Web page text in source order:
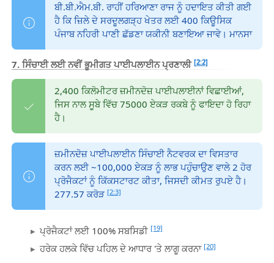
ਬੀ.ਬੀ.ਐਮ.ਬੀ. ਰਾਹੀਂ ਹਰਿਆਣਾ ਰਾਜ ਨੂੰ ਹਦਾਇਤ ਕੀਤੀ ਗਈ
ਹੈ ਕਿ ਜ਼ਿਲੇ ਦੇ ਸਰਦੂਲਗੜ੍ਹ ਖੇਤਰ ਲਈ 400 ਕਿਊਸਿਕ
ਪੰਜਾਬ ਨਹਿਰੀ ਪਾਣੀ ਛੱਡਣਾ ਯਕੀਨੀ ਬਣਾਇਆ ਜਾਵੇ। ਮਾਨਸਾ
7. ਸਿੰਚਾਈ ਲਈ ਨਵੀਂ ਭੂਮੀਗਤ ਪਾਈਪਲਾਈਨ ਪ੍ਰਣਾਲੀ [2:2]
2,400 ਕਿਲੋਮੀਟਰ ਜ਼ਮੀਨਦੋਜ਼ ਪਾਈਪਲਾਈਨਾਂ ਵਿਛਾਈਆਂ,
ਜਿਸ ਨਾਲ ਸੂਬੇ ਵਿੱਚ 75000 ਏਕੜ ਰਕਬੇ ਨੂੰ ਫਾਇਦਾ ਹੋ ਰਿਹਾ
ਹੈ।
ਜ਼ਮੀਨਦੋਜ਼ ਪਾਈਪਲਾਈਨ ਸਿੰਚਾਈ ਨੈਟਵਰਕ ਦਾ ਵਿਸਤਾਰ
ਕਰਨ ਲਈ ~100,000 ਏਕੜ ਨੂੰ ਲਾਭ ਪਹੁੰਚਾਉਣ ਵਾਲੇ 2 ਹੋਰ
ਪ੍ਰੋਜੈਕਟਾਂ ਨੂੰ ਕਿੱਕਸਟਾਰਟ ਕੀਤਾ, ਜਿਸਦੀ ਕੀਮਤ ਰੁਪਏ ਹੈ।
277.57 ਕਰੋੜ[2:3]
ਪ੍ਰੋਜੈਕਟਾਂ ਲਈ 100% ਸਬਸਿਡੀ [19]
ਹਰੇਕ ਹਲਕੇ ਵਿੱਚ ਪਹਿਲ ਦੇ ਆਧਾਰ 'ਤੇ ਲਾਗੂ ਕਰਨਾ [20]